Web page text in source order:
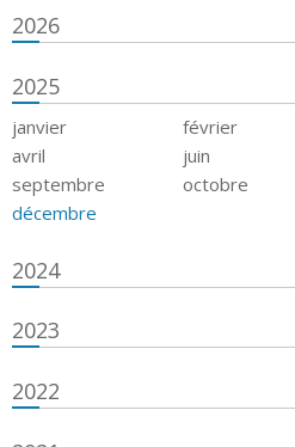
2026
2025
janvier février
avril
juin
septembre
octobre
décembre
2024
2023
2022